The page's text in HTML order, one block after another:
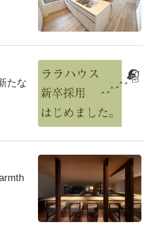
お問い合わせ
来店予約
お気に入り物件
たな